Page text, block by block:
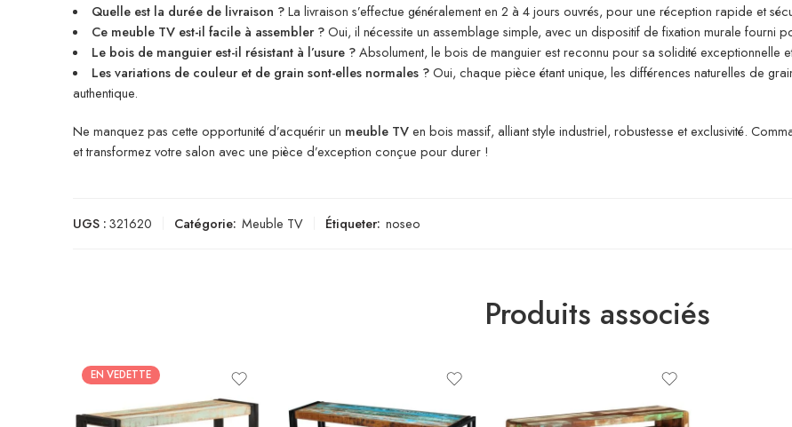
Quelle est la durée de livraison ?La livraison s’effectue généralement en 2 à 4 jours ouvrés, pour une réception rapide et
Ce meuble TV est-il facile à assembler ?Oui, il nécessite un assemblage simple, avec un dispositif de fixation murale fourni
Le bois de manguier est-il résistant à l’usure ?Absolument, le bois de manguier est reconnu pour sa solidité exceptionnelle
Les variations de couleur et de grain sont-elles normales ?Oui, chaque pièce étant unique, les différences naturelles de
authentique.
Ne manquez pas cette opportunité d’acquérir un meuble TVen bois massif, alliant style industriel, robustesse et exclusivité.
et transformez votre salon avec une pièce d’exception conçue pour durer !
UGS :321620 Catégorie: Meuble TV Étiqueter: noseo
Produits associés
EN VEDETTE